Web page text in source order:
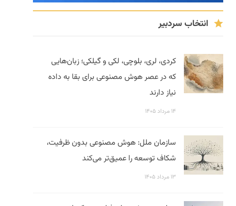
انتخاب سردبیر
کردی، لری، بلوچی، لکی و گیلکی؛ زبان‌هایی
که در عصر هوش مصنوعی برای بقا به داده
نیاز دارند
۱۴ مرداد ۱۴۰۵
سازمان ملل: هوش مصنوعی بدون ظرفیت،
شکاف توسعه را عمیق‌تر می‌کند
۱۳ مرداد ۱۴۰۵